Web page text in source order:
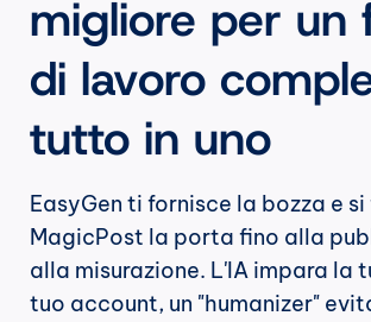
migliore per un
di lavoro
tutto in uno
EasyGen ti fornisce la bozza e si
MagicPost la porta fino alla
alla misurazione. L'IA impara la
tuo account, un "humanizer"